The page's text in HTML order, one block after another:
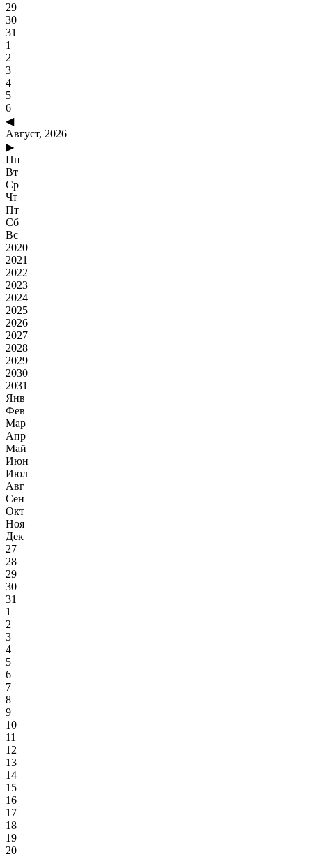
29
30
31
1
2
3
4
5
6
◀
Август, 2026
▶
Пн
Вт
Ср
Чт
Пт
Сб
Вс
2020
2021
2022
2023
2024
2025
2026
2027
2028
2029
2030
2031
Янв
Фев
Мар
Апр
Май
Июн
Июл
Авг
Сен
Окт
Ноя
Дек
27
28
29
30
31
1
2
3
4
5
6
7
8
9
10
11
12
13
14
15
16
17
18
19
20